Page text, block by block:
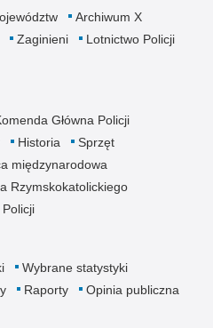
Archiwum X
Zaginieni
Lotnictwo Policji
Główna Policji
Historia
Sprzęt
międzynarodowa
Rzymskokatolickiego
Wybrane statystyki
Raporty Opinia publiczna